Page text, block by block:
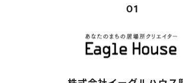
01